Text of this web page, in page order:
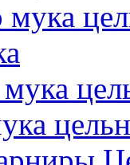
мука